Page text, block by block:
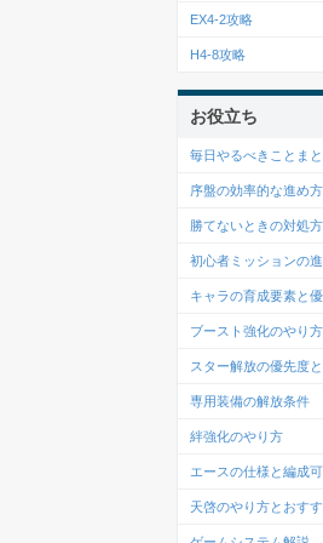
EX4-2攻略
H4-8攻略
お役立ち
毎日やるべきことま
序盤の効率的な進め方
勝てないときの対処
初心者ミッションの
キャラの育成要素と
ブースト強化のやり方
スター解放の優先度
専用装備の解放条件
絆強化のやり方
エースの仕様と編成
天啓のやり方とおす